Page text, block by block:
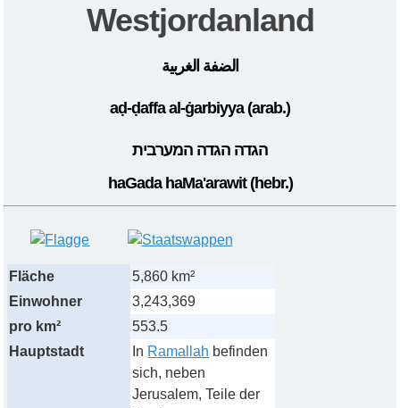
Westjordanland
الضفة الغربية
aḍ-ḍaffa al-ġarbiyya(arab.)
הגדה הגדה המערבית
haGada haMa'arawit(hebr.)
Fläche
5,860 km²
Einwohner
3,243,369
pro km²
553.5
Hauptstadt
In Ramallah befinden
sich, neben
Jerusalem, Teile der